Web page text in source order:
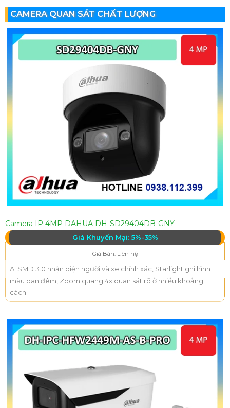
CAMERA QUAN SÁT CHẤT LƯỢNG
Camera IP 4MP DAHUA DH-SD29404DB-GNY
Giá Khuyến Mại: 5%-35%
Giá Bán: Liên hệ
AI SMD 3.0 nhận diện người và xe chính xác, Starlight ghi hình
màu ban đêm, Zoom quang 4x quan sát rõ ở nhiều khoảng
cách